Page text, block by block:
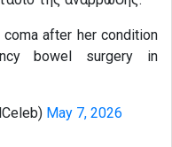
coma after her condition
bowel surgery in
May 7, 2026